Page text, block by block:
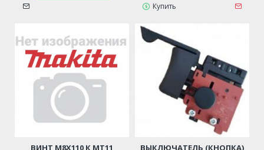
Купить
ВИНТ M8Х110 К MT11
ВЫКЛЮЧАТЕЛЬ (КНОПКА)